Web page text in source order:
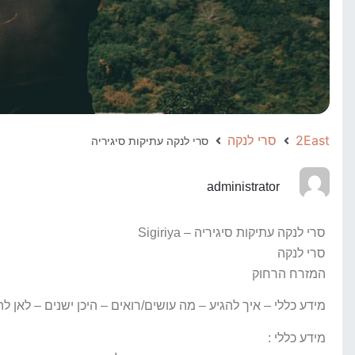
2East סרי לנקה סרי לנקה עתיקות סיגיריה
administrator
סרי לנקה עתיקות סיגיריה – Sigiriya
סרי לנקה
המזרח הרחוק
מידע כללי – איך להגיע – מה עושים/רואים – היכן ישנים – לאן
מידע כללי :